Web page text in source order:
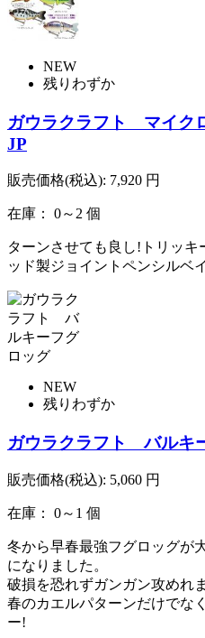
NEW
残りわずか
ガウラクラフト マイク
JP
販売価格(税込): 7,920 円
在庫： 0～2 個
ターンさせても良し!トリッ
ッド製ジョイントペンシルベイ
NEW
残りわずか
ガウラクラフト バルキ
販売価格(税込): 5,060 円
在庫： 0～1 個
冬から早春最強フグロッグが
になりました。
破損を恐れずガンガン攻めれ
春のカエルパターンだけでな
ー!